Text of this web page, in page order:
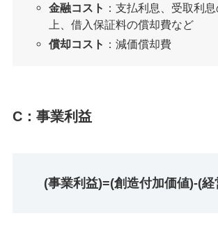
金融コスト ：支払利息、受取利
上、借入保証料の償却費など
償却コスト ：減価償却費
C：事業利益
(事業利益)=(創造付加価値)-(経